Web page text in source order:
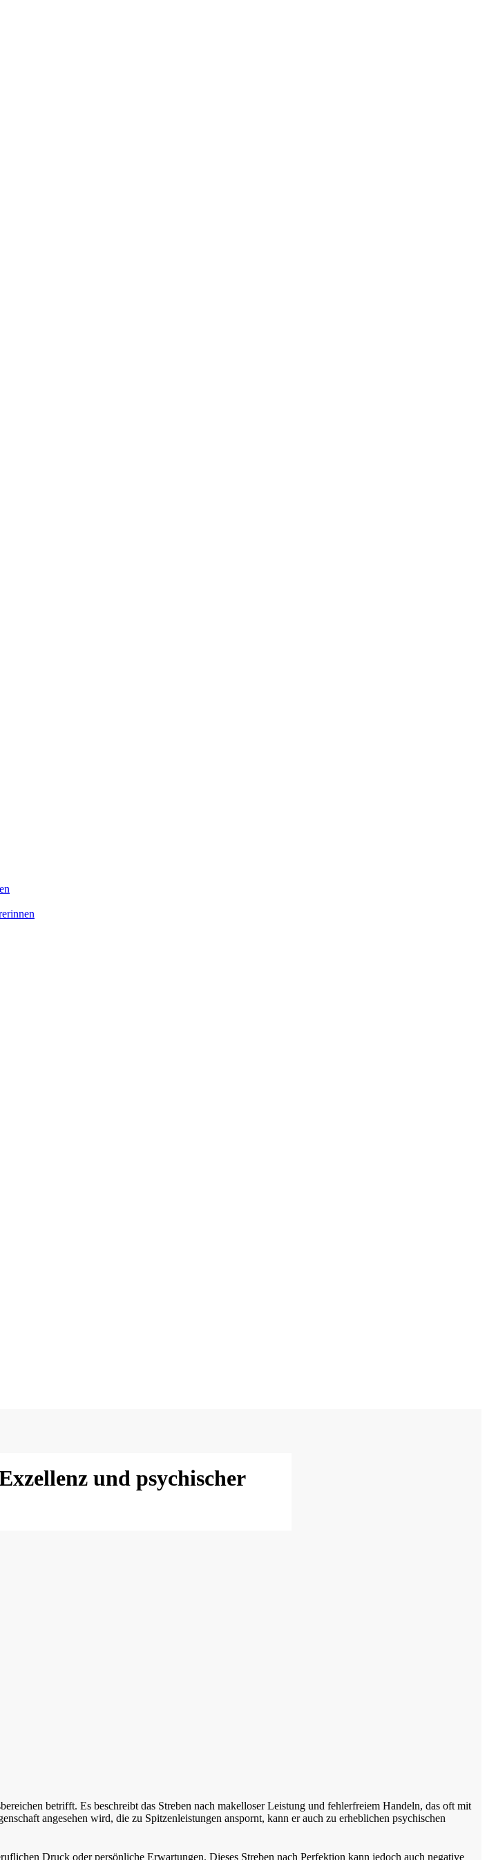
und psychischer
betrifft. Es beschreibt das Streben nach makelloser Leistung und fehlerfreiem Handeln, das oft mit
angesehen wird, die zu Spitzenleistungen anspornt, kann er auch zu erheblichen psychischen
Druck oder persönliche Erwartungen. Dieses Streben nach Perfektion kann jedoch auch negative